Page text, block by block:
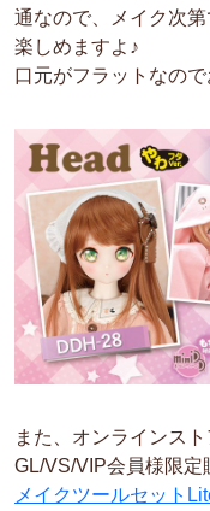
通なので、メイク次
楽しめますよ♪
口元がフラットなの
また、オンラインス
GL/VS/VIP会員様限定
メイクツールセット